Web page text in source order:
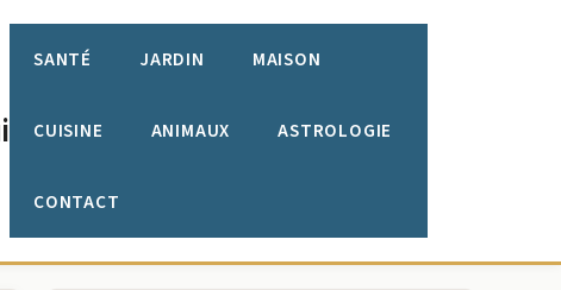
SANTÉ JARDIN MAISON
CUISINE ANIMAUX ASTROLOGIE
CONTACT